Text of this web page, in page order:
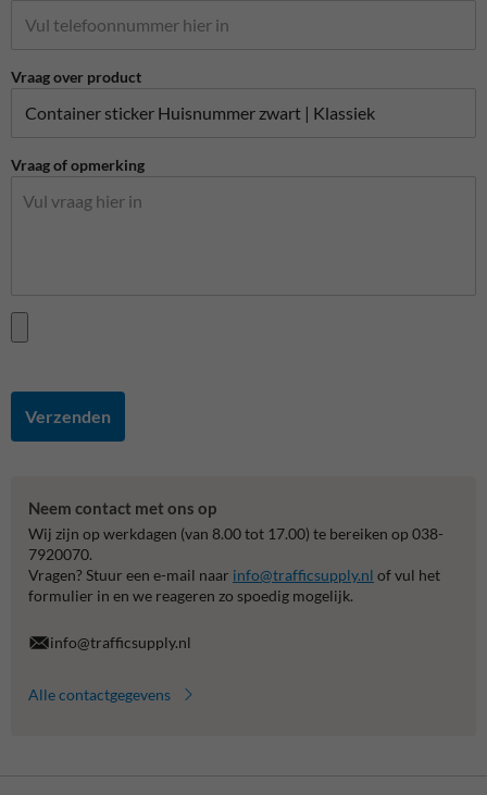
Vraag over product
Vraag of opmerking
Verzenden
Neem contact met ons op
Wij zijn op werkdagen (van 8.00 tot 17.00) te bereiken op 038-
7920070.
Vragen? Stuur een e-mail naar info@trafficsupply.nl of vul het
formulier in en we reageren zo spoedig mogelijk.
info@trafficsupply.nl
Alle contactgegevens